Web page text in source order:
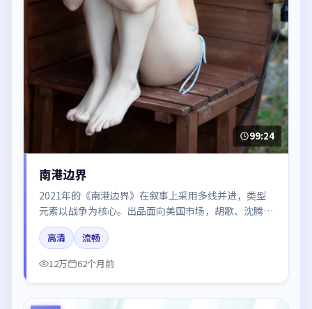
99:24
南港边界
2021年的《南港边界》在叙事上采用多线并进，类型
元素以战争为核心。出品面向美国市场，胡歌、沈腾、
周冬雨所饰角色推动关键反转，结尾留白引发讨论。
高清
流畅
12万
62个月前